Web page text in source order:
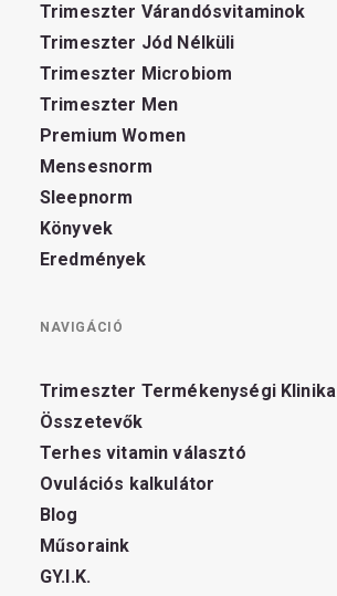
Trimeszter Várandósvitaminok
Trimeszter Jód Nélküli
Trimeszter Microbiom
Trimeszter Men
Premium Women
Mensesnorm
Sleepnorm
Könyvek
Eredmények
NAVIGÁCIÓ
Trimeszter Termékenységi Klinika
Összetevők
Terhes vitamin választó
Ovulációs kalkulátor
Blog
Műsoraink
GY.I.K.